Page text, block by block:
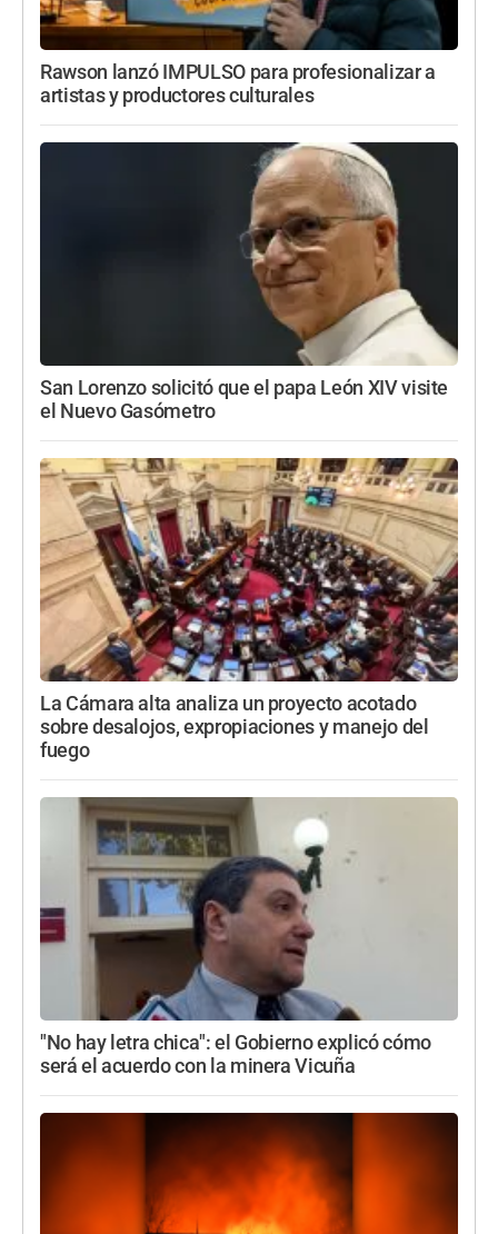
Rawson lanzó IMPULSO para profesionalizar a
artistas y productores culturales
San Lorenzo solicitó que el papa León XIV visite
el Nuevo Gasómetro
La Cámara alta analiza un proyecto acotado
sobre desalojos, expropiaciones y manejo del
fuego
"No hay letra chica": el Gobierno explicó cómo
será el acuerdo con la minera Vicuña